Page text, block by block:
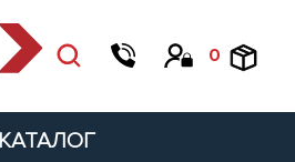
0
КАТАЛОГ